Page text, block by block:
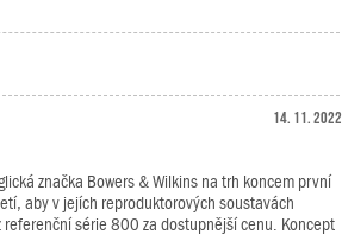
14. 11. 2022
značka Bowers & Wilkins na trh koncem první
aby v jejích reproduktorových soustavách
referenční série 800 za dostupnější cenu. Koncept